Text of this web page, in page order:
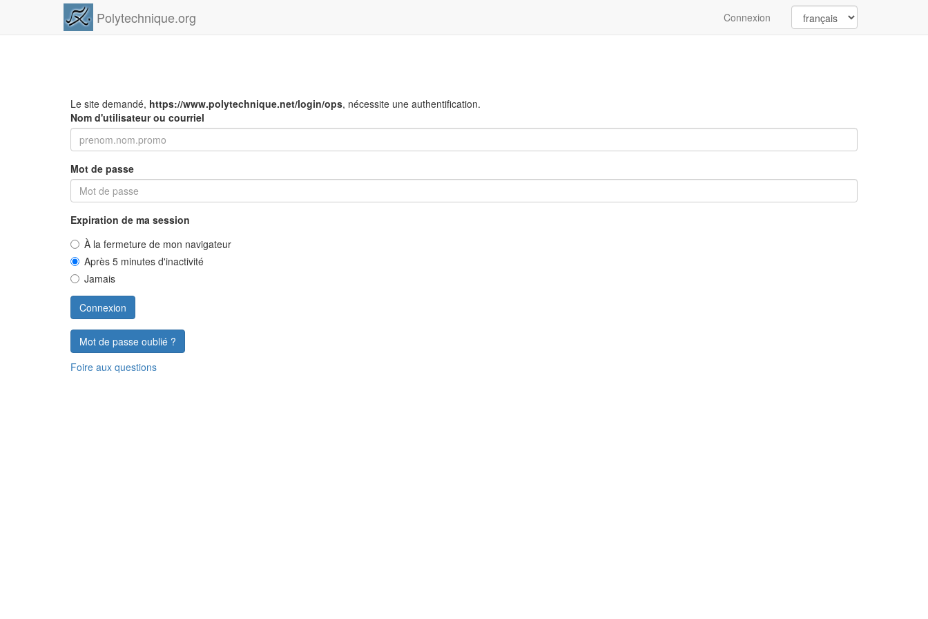
Polytechnique.org Connexion
Le site demandé, https://www.polytechnique.net/login/ops, nécessite une authentification.
Nom d'utilisateur ou courriel
Mot de passe
Expiration de ma session
À la fermeture de mon navigateur
Après 5 minutes d'inactivité
Jamais
Mot de passe oublié ?
Foire aux questions